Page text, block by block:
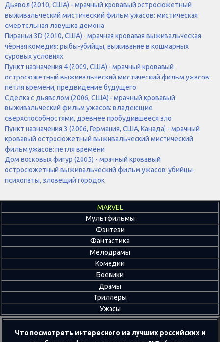
Дьявол (2010, США) - мрачный кровавый остросюжетный
выживальческий мистический фильм ужасов: мистическая
смертельная ловушка демона
Пираньи 3D (2010, США) - мрачная кровавая выживальческая
чёрная комедия: рыбы-убийцы, выживание в кошмарных
суровых условиях
Пункт назначения 4 (2009, США) - мрачный кровавый
остросюжетный выживальческий мистический фильм ужасов:
петля времени, предвидение будущего
Сделка с дьяволом (2006, США) - мрачный кровавый
выживальческий фильм ужасов: владеющие
сверхспособностями, древнее пробудившееся зло
Пункт назначения 3 (2006, Германия, США, Канада) - мрачный
кровавый остросюжетный выживальческий мистический
фильм ужасов: петля времени
Дом восковых фигур (2005) - мрачный кровавый
остросюжетный выживальческий фильм ужасов: убийцы-
психопаты, зловещий городок
MARVEL
Мультфильмы
Фэнтези
Фантастика
Мелодрамы
Комедии
Боевики
Драмы
Триллеры
Ужасы
Что посмотреть интересного из лучших российских и